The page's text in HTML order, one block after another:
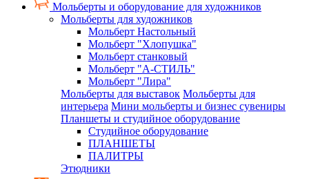
Мольберты и оборудование для художников
Мольберты для художников
Мольберт Настольный
Мольберт "Хлопушка"
Мольберт станковый
Мольберт "А-СТИЛЬ"
Мольберт "Лира"
Мольберты для выставок Мольберты для
интерьера Мини мольберты и бизнес сувениры
Планшеты и студийное оборудование
Студийное оборудование
ПЛАНШЕТЫ
ПАЛИТРЫ
Этюдники